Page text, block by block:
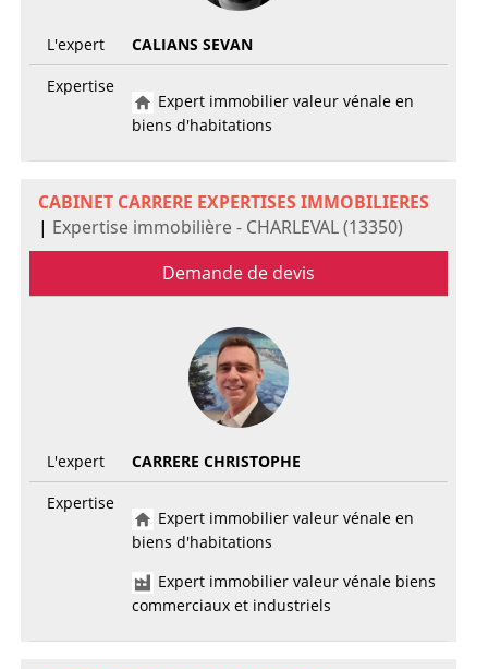
L'expert
CALIANS SEVAN
Expertise
Expert immobilier valeur vénale en
biens d'habitations
CABINET CARRERE EXPERTISES IMMOBILIERES
| Expertise immobilière - CHARLEVAL (13350)
Demande de devis
L'expert
CARRERE CHRISTOPHE
Expertise
Expert immobilier valeur vénale en
biens d'habitations
Expert immobilier valeur vénale biens
commerciaux et industriels